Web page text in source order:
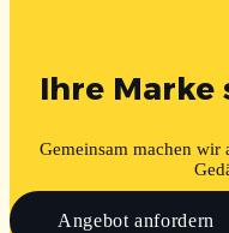
Ihre Marke
Gemeinsam machen wir
Angebot anfordern